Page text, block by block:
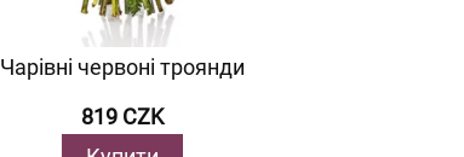
Чарівні червоні троянди
819 CZK